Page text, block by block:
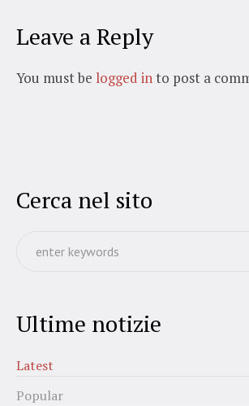
Leave a Reply
You must be logged into post a
Cerca nel sito
Ultime notizie
Latest
Popular